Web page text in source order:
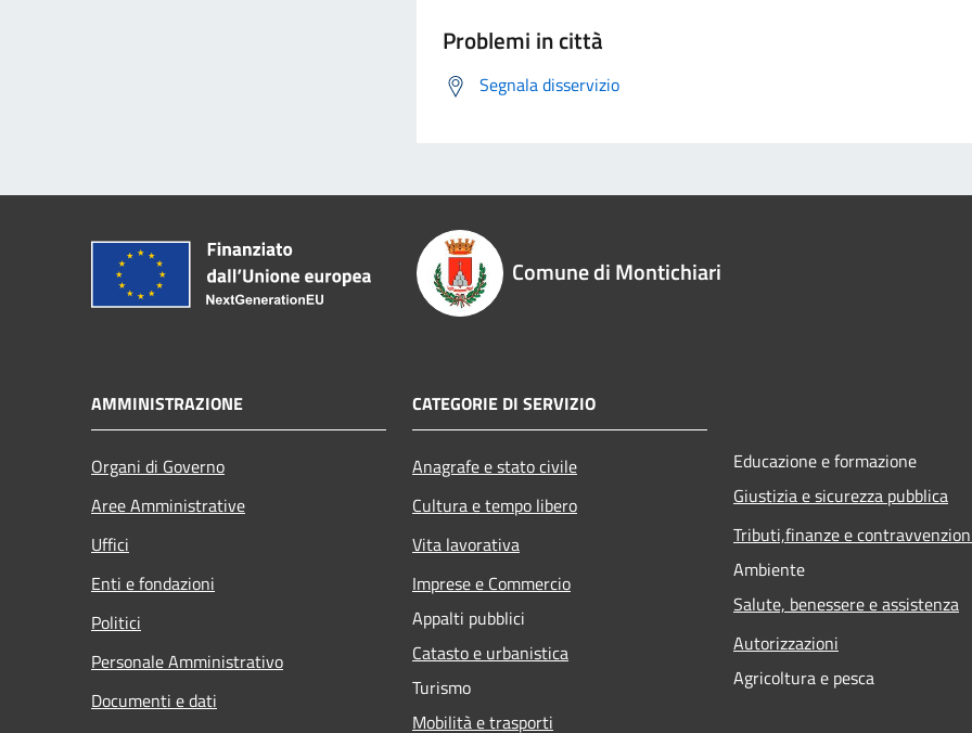
Problemi in città
Segnala disservizio
Comune di Montichiari
AMMINISTRAZIONE
Organi di Governo
Aree Amministrative
Uffici
Enti e fondazioni
Politici
Personale Amministrativo
Documenti e dati
CATEGORIE DI SERVIZIO
Anagrafe e stato civile
Cultura e tempo libero
Vita lavorativa
Imprese e Commercio
Appalti pubblici
Catasto e urbanistica
Turismo
Mobilità e trasporti
Educazione e formazione
Giustizia e sicurezza pubblica
Tributi,finanze e
Ambiente
Salute, benessere e assistenza
Autorizzazioni
Agricoltura e pesca